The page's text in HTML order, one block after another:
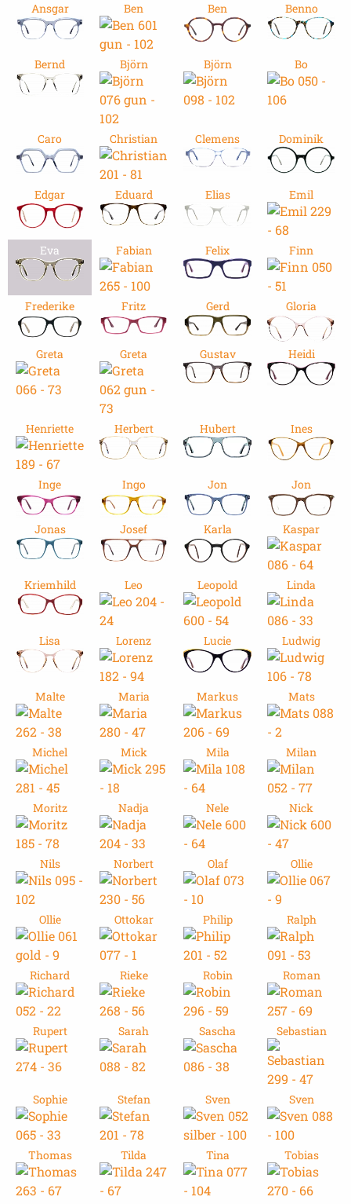
Ansgar Ben Ben Benno
Bernd Björn Björn Bo
Caro Christian Clemens Dominik
Edgar Eduard Elias Emil
Eva Fabian Felix Finn
Frederike Fritz Gerd Gloria
Greta Greta Gustav Heidi
Henriette Herbert Hubert Ines
Inge Ingo Jon Jon
Jonas Josef Karla Kaspar
Kriemhild Leo Leopold Linda
Lisa Lorenz Lucie Ludwig
Malte Maria Markus Mats
Michel Mick Mila Milan
Moritz Nadja Nele Nick
Nils Norbert Olaf Ollie
Ollie Ottokar Philip Ralph
Richard Rieke Robin Roman
Rupert Sarah Sascha Sebastian
Sophie Stefan Sven Sven
Thomas Tilda Tina Tobias